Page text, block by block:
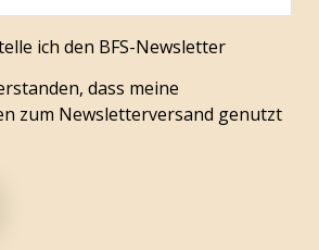
ich den BFS-Newsletter
dass meine
zum Newsletterversand genutzt